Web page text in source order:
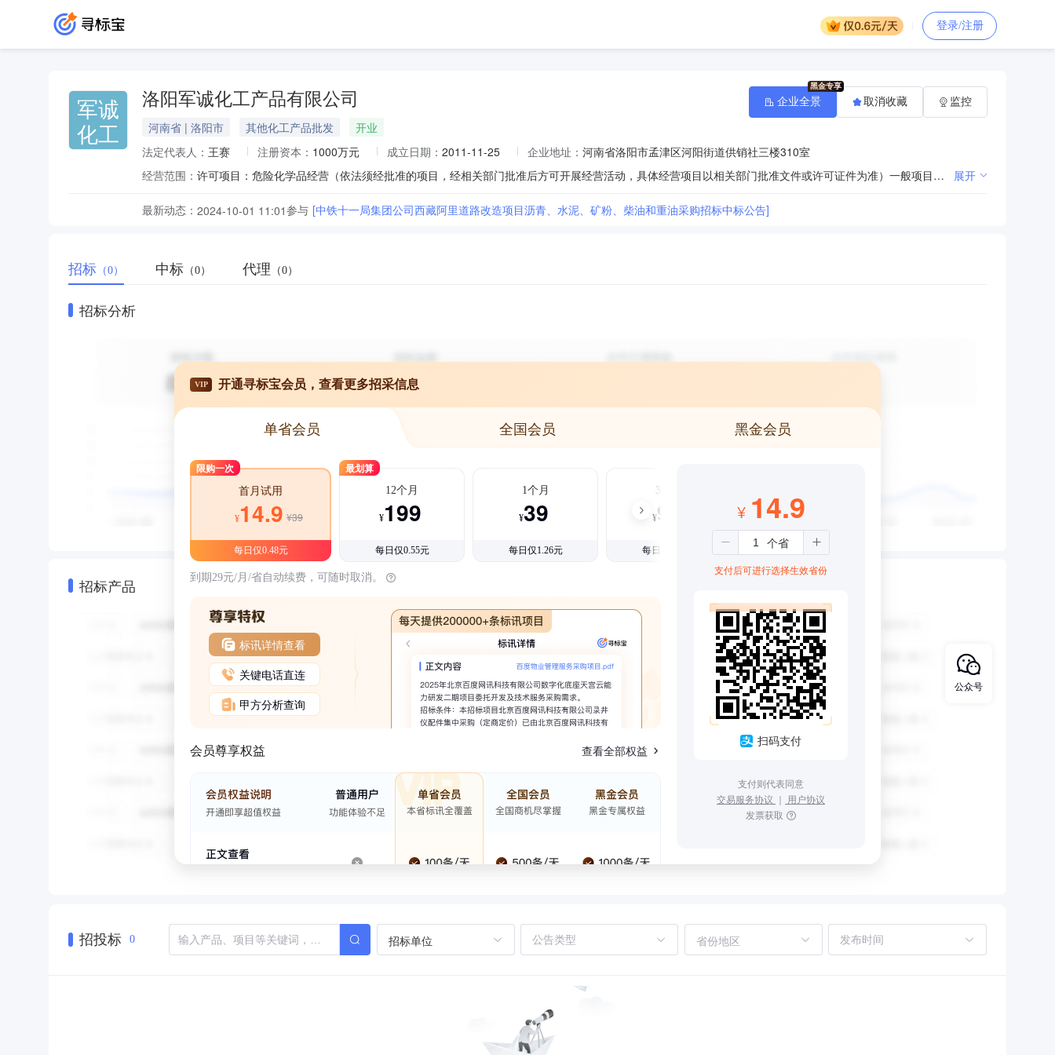
登录/注册
军诚
化工
洛阳军诚化工产品有限公司
河南省 | 洛阳市 其他化工产品批发
开业
法定代表人： 王赛 注册资本： 1000万元 成立日期： 2011-11-25 企业地址： 河南省洛阳市孟津区河阳街道供销社三楼310室
经营范围：
许可项目：危险化学品经营（依法须经批准的项目，经相关部门批准后方可开展经营活动，具体经营项目以相关部门批准文件或许可证件为准）一般项目：石油制品销售（不含危险化学品）；专用化学产品销售（不含危险化学品）；化工产品销售（不含许可类化工产品）；橡胶制品销售；合成材料销售；石墨及碳素制品销售；润滑油销售；建筑材料销售；建筑防水卷材产品销售；涂料销售（不含危险化学品）；塑料制品销售（除依法须经批准的项目外，凭营业执照依法自主开展经营活动） 展开
最新动态： 2024-10-01 11:01参与 [中铁十一局集团公司西藏阿里道路改造项目沥青、水泥、矿粉、柴油和重油采购招标中标公告]
企业全景 取消收藏 监控
招标 （0） 中标 （0） 代理 （0）
招标分析
招标产品
VIP 开通寻标宝会员，查看更多招采信息
单省会员 全国会员 黑金会员
限购一次
首月试用
¥14.9 ¥39
每日仅0.48元
最划算
12个月
¥199
每日仅0.55元
1个月
¥39
每日仅1.26元
3个月
¥99
每日仅1.08元
到期29元/月/省自动续费，可随时取消。
标讯详情查看
关键电话直连
甲方分析查询
会员尊享权益 查看全部权益
¥ 14.9
支付后可进行选择生效省份
扫码支付
支付则代表同意
交易服务协议 ｜ 用户协议
发票获取
招投标 0 招标单位 省份地区
公众号